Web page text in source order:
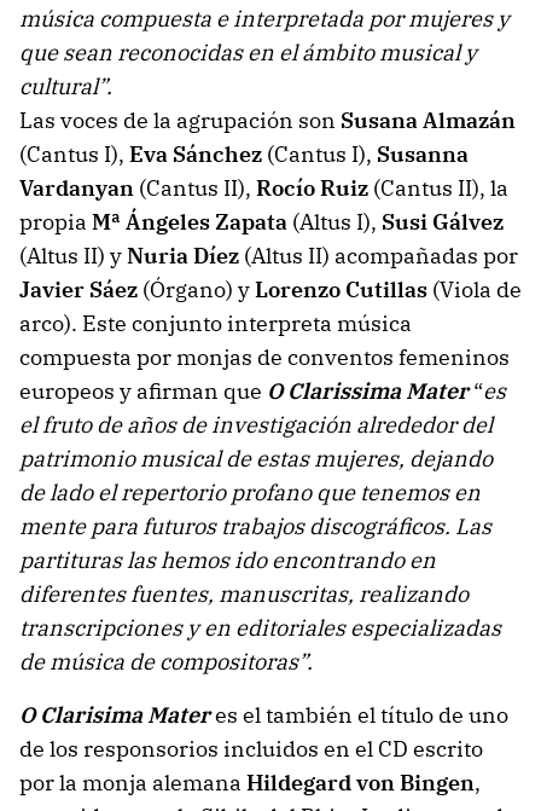
música compuesta e interpretada por mujeres y
que sean reconocidas en el ámbito musical y
cultural”.
Las voces de la agrupación son Susana Almazán
(Cantus I), Eva Sánchez (Cantus I), Susanna
Vardanyan (Cantus II), Rocío Ruiz (Cantus II), la
propia Mª Ángeles Zapata (Altus I), Susi Gálvez
(Altus II) yNuria Díez (Altus II) acompañadas por
Javier Sáez (Órgano) yLorenzo Cutillas (Viola de
arco). Este conjunto interpreta música
compuesta por monjas de conventos femeninos
europeos y afirman que O Clarissima Mater“es
el fruto de años de investigación alrededor del
patrimonio musical de estas mujeres, dejando
de lado el repertorio profano que tenemos en
mente para futuros trabajos discográficos. Las
partituras las hemos ido encontrando en
diferentes fuentes, manuscritas, realizando
transcripciones y en editoriales especializadas
de música de compositoras”.
O Clarisima Materes el también el título de uno
de los responsorios incluidos en el CD escrito
por la monja alemana Hildegard von Bingen,